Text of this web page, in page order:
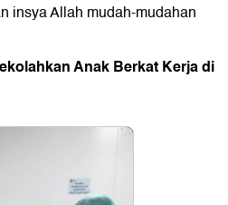
insya Allah mudah-mudahan
Anak Berkat Kerja di